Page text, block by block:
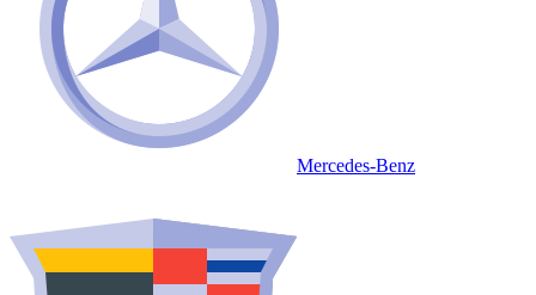
Mercedes-Benz